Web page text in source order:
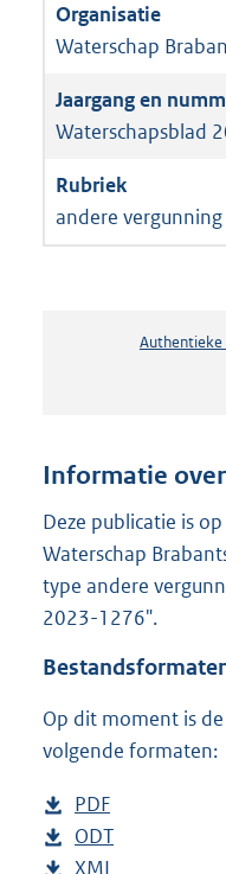
Waterschap
Waterschapsblad
andere vergunning
Authentieke
Informatie
Deze publicatie is
Waterschap
type andere
2023-1276".
Op dit moment is
volgende formaten:
D
o
w
PDF
e
s
D
o
ODT
D
XML